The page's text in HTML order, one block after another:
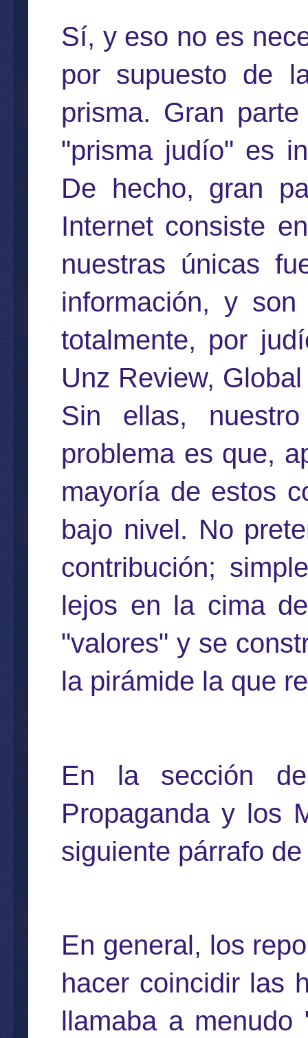
Sí, y eso no es
por supuesto de
prisma. Gran
"prisma judío" es
De hecho, gran
Internet consiste
nuestras únicas
información, y
totalmente, por
Unz Review,
Sin ellas,
problema es que,
mayoría de estos
bajo nivel. No
contribución;
lejos en la cima
"valores" y se
la pirámide la que
En la sección
Propaganda y los
siguiente párrafo
En general, los
hacer coincidir las
llamaba a